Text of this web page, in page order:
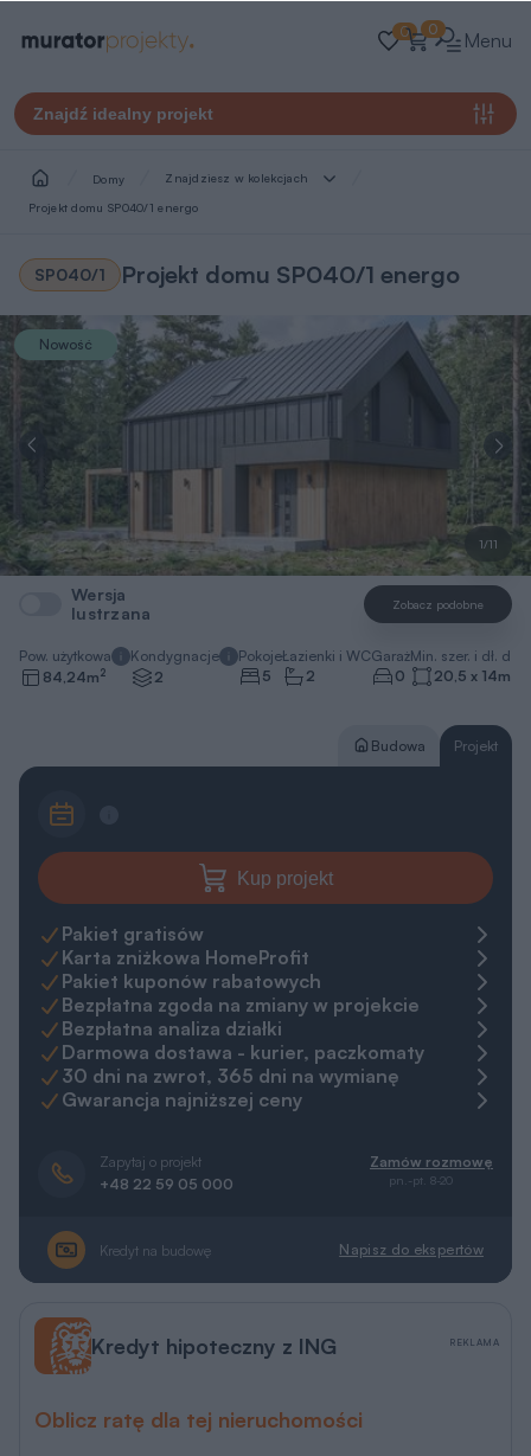
0 0 Menu
Znajdź idealny projekt
Domy Znajdziesz w kolekcjach
Projekt domu SP040/1 energo
SP040/1 Projekt domu SP040/1 energo
1/11
Nowość
Wersja
lustrzana
Zobacz podobne
Pow. użytkowa
84,24m2
Kondygnacje
2
Pokoje
5
Łazienki i WC
2
Garaż
0
Min. szer. i dł.
20,5 x 14m
Budowa Projekt
Kup projekt
Pakiet gratisów
Karta zniżkowa HomeProfit
Pakiet kuponów rabatowych
Bezpłatna zgoda na zmiany w projekcie
Bezpłatna analiza działki
Darmowa dostawa - kurier, paczkomaty
30 dni na zwrot, 365 dni na wymianę
Gwarancja najniższej ceny
Zapytaj o projekt
+48 22 59 05 000
Zamów rozmowę
pn.-pt. 8-20
Kredyt na budowę Napisz do ekspertów
Kredyt hipoteczny z ING
Oblicz ratę dla tej nieruchomości
REKLAMA